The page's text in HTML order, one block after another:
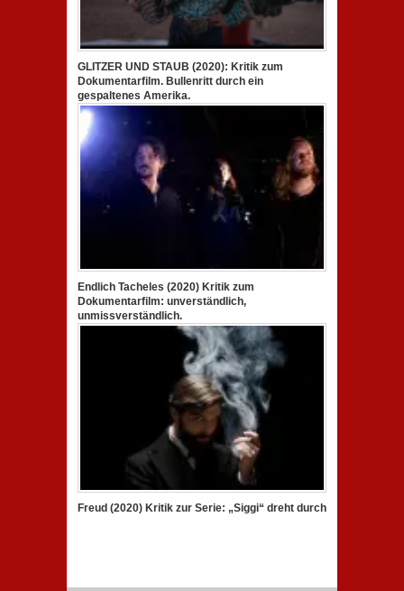
GLITZER UND STAUB (2020): Kritik zum
Dokumentarfilm. Bullenritt durch ein
gespaltenes Amerika.
Endlich Tacheles (2020) Kritik zum
Dokumentarfilm: unverständlich,
unmissverständlich.
Freud (2020) Kritik zur Serie: „Siggi“ dreht durch